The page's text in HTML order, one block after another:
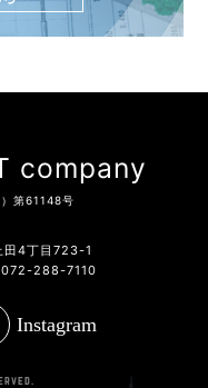
company
第61148号
4丁目723-1
288-7110
Instagram